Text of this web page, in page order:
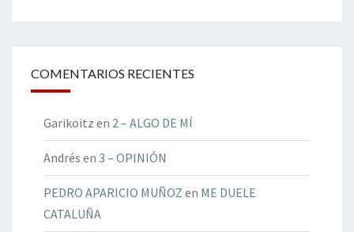
COMENTARIOS RECIENTES
Garikoitz en 2 – ALGO DE MÍ
Andrés en 3 – OPINIÓN
PEDRO APARICIO MUÑOZ en ME DUELE
CATALUÑA